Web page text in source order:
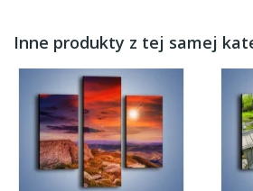
Inne produkty z tej samej